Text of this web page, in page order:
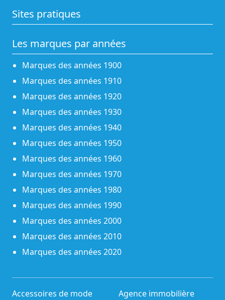
Sites pratiques
Les marques par années
Marques des années 1900
Marques des années 1910
Marques des années 1920
Marques des années 1930
Marques des années 1940
Marques des années 1950
Marques des années 1960
Marques des années 1970
Marques des années 1980
Marques des années 1990
Marques des années 2000
Marques des années 2010
Marques des années 2020
Accessoires de mode
Agence immobilière